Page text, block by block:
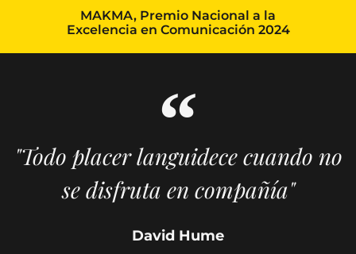
MAKMA, Premio Nacional a la
Excelencia en Comunicación 2024
"Todo placer languidece cuando no
se disfruta en compañía"
David Hume